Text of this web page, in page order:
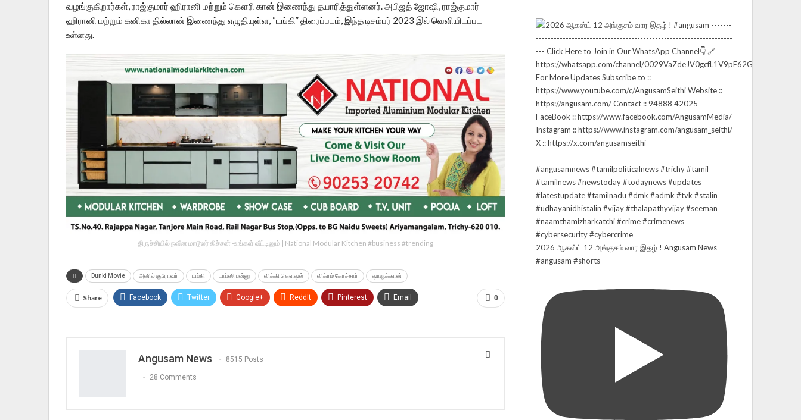
வழங்குகிறார்கள், ராஜ்குமார் ஹிரானி மற்றும் கௌரி கான் இணைந்து தயாரித்துள்ளனர். அபிஜத் ஜோஷி, ராஜ்குமார்
ஹிரானி மற்றும் கனிகா தில்லான் இணைந்து எழுதியுள்ள, “டங்கி” திரைப்படம், இந்த டிசம்பர் 2023 இல் வெளியிடப்பட
உள்ளது.
திருச்சியில் நவீன மாடூலர் கிச்சன் -உங்கள் வீட்டிலும் | National Modular Kitchen #business #trending
Dunki Movie அனில் குரோவர் டங்கி டாப்ஸி பன்னு விக்கி கௌஷல் விக்ரம் கோச்சார் ஷாருக்கான்
0
Share Facebook Twitter Google+ ReddIt Pinterest Email
Angusam News 8515 Posts
28 Comments
2026 ஆகஸ்ட் 12 அங்குசம் வார இதழ் ! Angusam News
#angusam #shorts